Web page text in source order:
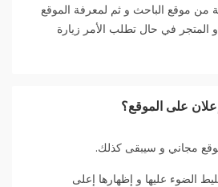
من موقع الباحث و ثم لمعرفة الموقع
المتجر في حال تطلب الأمر زيارة
على الموقع؟
مجاني و سيبقى كذلك.
الضوء عليها و إظهارها إعلى